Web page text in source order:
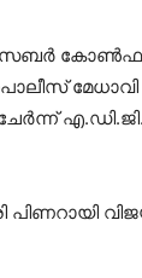
പിണറായി